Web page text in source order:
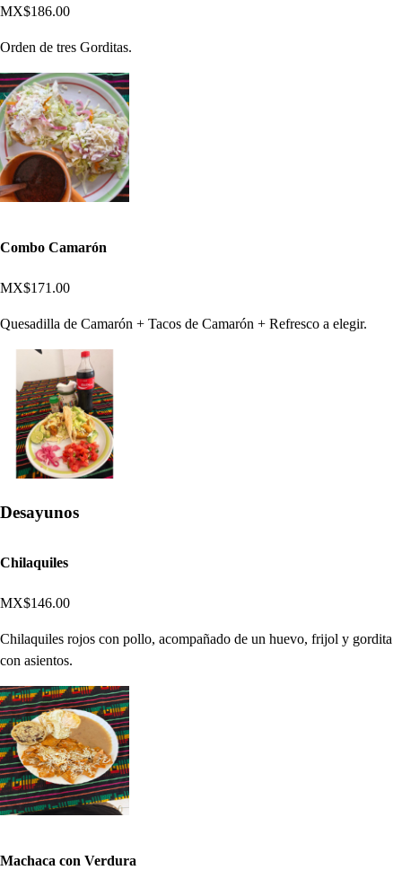
MX$186.00
Orden de tres Gorditas.
Combo Camarón
MX$171.00
Quesadilla de Camarón + Tacos de Camarón + Refresco a elegir.
Desayunos
Chilaquiles
MX$146.00
Chilaquiles rojos con pollo, acompañado de un huevo, frijol y gordita
con asientos.
Machaca con Verdura